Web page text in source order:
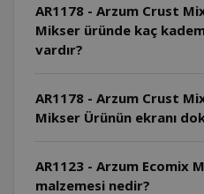
AR1178 - Arzum Crust
Mikser üründe kaç
vardır?
AR1178 - Arzum Crust
Mikser Ürünün ekranı
AR1123 - Arzum Ecomix Mikser
malzemesi nedir?